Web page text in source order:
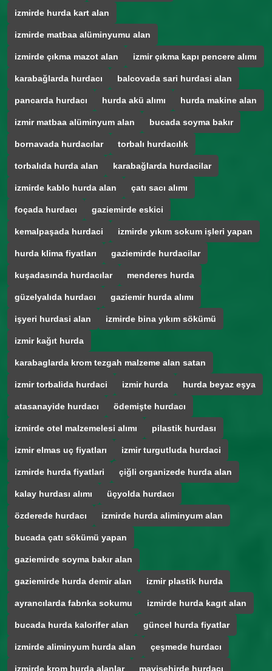
izmirde hurda kart alan
izmirde matbaa alüminyumu alan
izmirde çıkma mazot alan izmir çıkma kapı pencere alımı
karabağlarda hurdacı balcovada sari hurdasi alan
pancarda hurdacı hurda akü alımı hurda makine alan
izmir matbaa alüminyum alan bucada soyma bakır
bornavada hurdacılar torbalı hurdacılık
torbalıda hurda alan karabağlarda hurdacilar
izmirde kablo hurda alan çatı sacı alımı
foçada hurdacı gaziemirde eskici
kemalpaşada hurdaci izmirde yıkım sokum işleri yapan
hurda klima fiyatları gaziemirde hurdacilar
kuşadasında hurdacılar menderes hurda
güzelyalıda hurdacı gaziemir hurda alımı
işyeri hurdasi alan izmirde bina yıkım sökümü
izmir kağıt hurda
karabaglarda krom tezgah malzeme alan satan
izmir torbalida hurdaci izmir hurda hurda beyaz eşya
atasanayide hurdacı ödemişte hurdacı
izmirde otel malzemelesi alımı pilastik hurdası
izmir elmas uç fiyatları izmir turgutluda hurdaci
izmirde hurda fiyatlari çiğli organizede hurda alan
kalay hurdası alımı üçyolda hurdacı
özderede hurdacı izmirde hurda aliminyum alan
bucada çatı sökümü yapan
gaziemirde soyma bakır alan
gaziemirde hurda demir alan izmir plastik hurda
ayrancılarda fabrıka sokumu izmirde hurda kagıt alan
bucada hurda kalorifer alan güncel hurda fiyatlar
izmirde aliminyum hurda alan çeşmede hurdacı
izmirde krom hurda alanlar mavişehirde hurdacı